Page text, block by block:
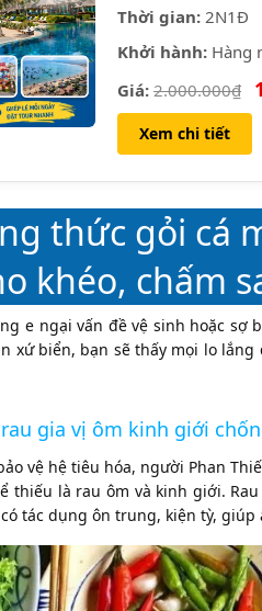
Thời gian: 2N1Đ
Khởi hành: Hàng
Giá: 2.000.000₫
Xem chi tiết
thức gỏi cá
khéo, chấm
e ngại vấn đề vệ sinh hoặc sợ
xứ biển, bạn sẽ thấy mọi lo
gia vị ôm kinh giới
vệ hệ tiêu hóa, người Phan
thiếu là rau ôm và kinh giới.
tác dụng ôn trung, kiện tỳ,